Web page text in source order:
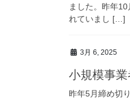
ました。昨年
れていまし […]
3月 6, 2025
小規模事
昨年5月締め切